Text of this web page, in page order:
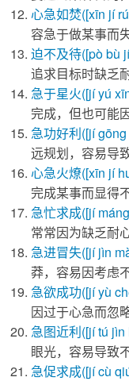
心急如焚([xīn jí
容急于做某事而
迫不及待([pò bù
追求目标时缺乏
急于星火([jí yú
完成，但也可能
急功好利([jí
远规划，容易导
心急火燎([xīn jí
完成某事而显得
急忙求成([jí
常常因为缺乏耐
急进冒失([jí jìn
莽，容易因考虑
急欲成功([jí yù
因过于心急而忽
急图近利([jí tú jìn
眼光，容易导致
急促求成([jí cù